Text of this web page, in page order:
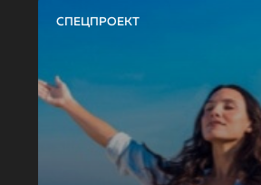
СПЕЦПРОЕКТ